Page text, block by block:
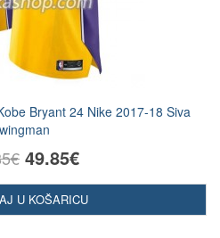
Bryant 24 Nike 2017-18 Siva
49.85€
U KOŠARICU